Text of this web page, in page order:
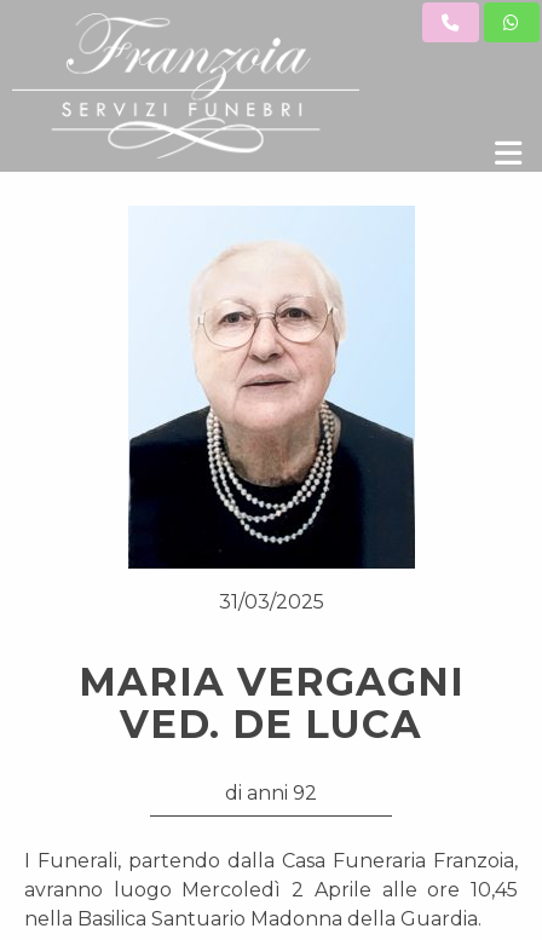
31/03/2025
MARIA VERGAGNI
VED. DE LUCA
di anni 92
I Funerali, partendo dalla Casa Funeraria Franzoia,
avranno luogo Mercoledì 2 Aprile alle ore 10,45
nella Basilica Santuario Madonna della Guardia.